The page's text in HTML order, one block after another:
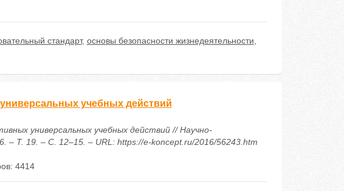
стандарт, основы безопасности жизнедеятельности
учебных действий
универсальных учебных действий // Научно-
Т. 19. – С. 12–15. – URL: https://e-koncept.ru/2016/56243.htm
4414